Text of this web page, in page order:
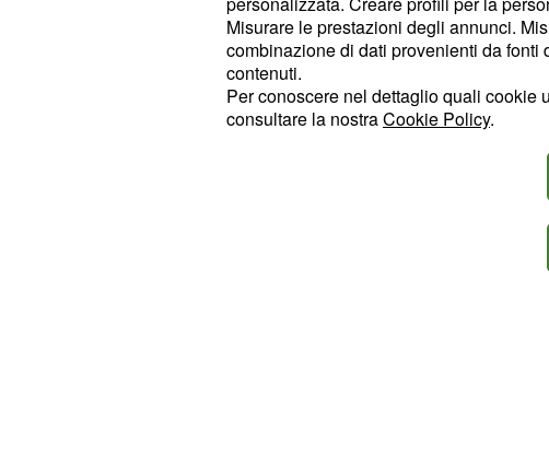
decideranno di fare ammenda sulla
specialmente ora che Lily è tornata nelle
che ad ogni modo potrebbero prendere
e decidere pertanto di togliere di mezzo la
Misurare le prestazioni degli annunci.
combinazione di dati provenienti da
contenuti.
Per conoscere nel dettaglio quali cookie
consultare la nostraCookie Policy.